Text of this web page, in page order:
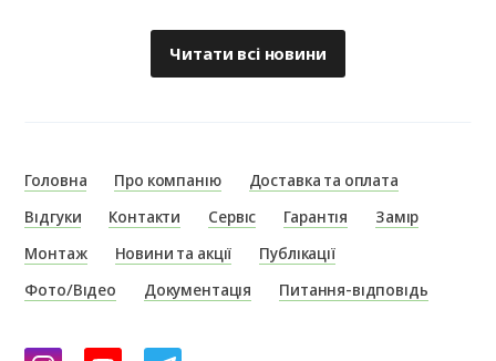
Читати всі новини
Головна Про компанію
Доставка та оплата
Відгуки
Контакти Сервіс Гарантія
Замір
Монтаж
Новини та акції
Публікації
Фото/Відео
Документація Питання-відповідь